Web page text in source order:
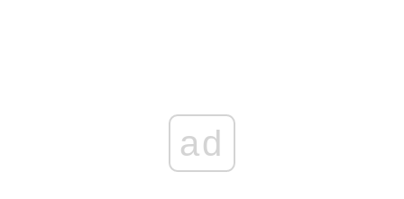
ad